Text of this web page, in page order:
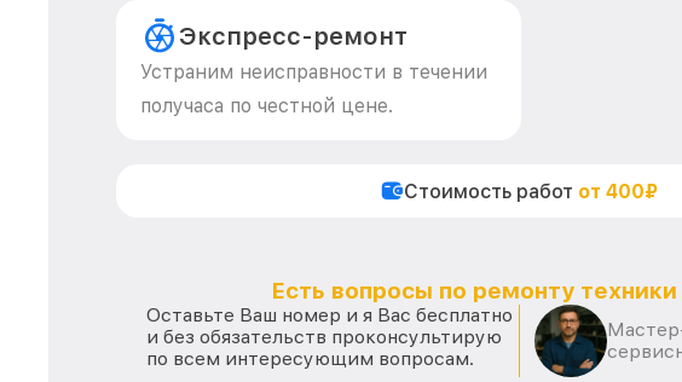
Экспресс-ремонт
Устраним неисправности в течении
получаса по честной цене.
Стоимость работ от 400₽
Есть вопросы по ремонту техники
Оставьте Ваш номер и я Вас бесплатно
и без обязательств проконсультирую
по всем интересующим вопросам.